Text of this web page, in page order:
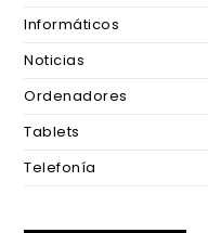
Informáticos
Noticias
Ordenadores
Tablets
Telefonía